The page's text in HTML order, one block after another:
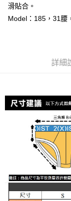
AFTEE先享後付
相關說明
２．便利：只要手機
１．於結帳方式選擇
結帳頁面，進行簡訊
２．訂單成立數日內
３．收到繳費通知簡
ATM／網路銀行／等
※ 請注意：結帳手續
購買商品的店家。未
後付繳納相關費用。
※ 交易是否成功請以
是否繳費成功／繳費
客戶支援中心」
付款後全家取貨
每筆NT$80，滿
7-11取貨付款
每筆NT$80，滿
付款後7-11取貨
每筆NT$80，滿
滑貼合。
Model：185，31腰
詳細